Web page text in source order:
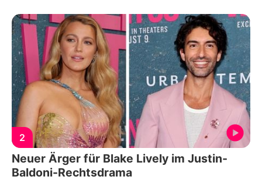
2
Neuer Ärger für Blake Lively im Justin-
Baldoni-Rechtsdrama